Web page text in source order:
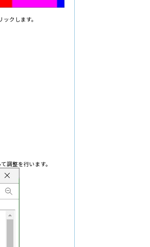
クします。
調整を行います。